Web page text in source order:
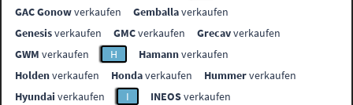
GAC Gonowverkaufen Gemballaverkaufen
Genesisverkaufen GMCverkaufen Grecavverkaufen
GWM verkaufen H Hamannverkaufen
Holdenverkaufen Hondaverkaufen Hummerverkaufen
Hyundai verkaufen I INEOSverkaufen